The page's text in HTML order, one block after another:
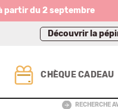
partir du 2 septembre
Découvrir la
CHÈQUE CADEAU
RECHERCHE